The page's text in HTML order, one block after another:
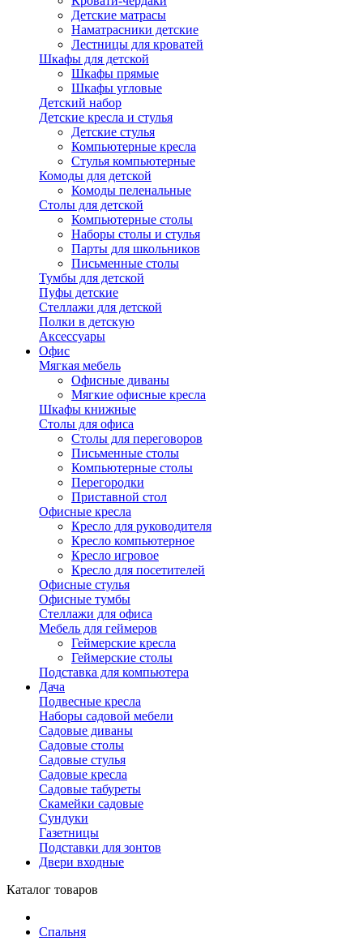
Детские матрасы
Наматрасники детские
Лестницы для кроватей
Шкафы для детской
Шкафы прямые
Шкафы угловые
Детский набор
Детские кресла и стулья
Детские стулья
Компьютерные кресла
Стулья компьютерные
Комоды для детской
Комоды пеленальные
Столы для детской
Компьютерные столы
Наборы столы и стулья
Парты для школьников
Письменные столы
Тумбы для детской
Пуфы детские
Стеллажи для детской
Полки в детскую
Аксессуары
Офис
Мягкая мебель
Офисные диваны
Мягкие офисные кресла
Шкафы книжные
Столы для офиса
Столы для переговоров
Письменные столы
Компьютерные столы
Перегородки
Приставной стол
Офисные кресла
Кресло для руководителя
Кресло компьютерное
Кресло игровое
Кресло для посетителей
Офисные стулья
Офисные тумбы
Стеллажи для офиса
Мебель для геймеров
Геймерские кресла
Геймерские столы
Подставка для компьютера
Дача
Подвесные кресла
Наборы садовой мебели
Садовые диваны
Садовые столы
Садовые стулья
Садовые кресла
Садовые табуреты
Скамейки садовые
Сундуки
Газетницы
Подставки для зонтов
Двери входные
Каталог товаров
Спальня